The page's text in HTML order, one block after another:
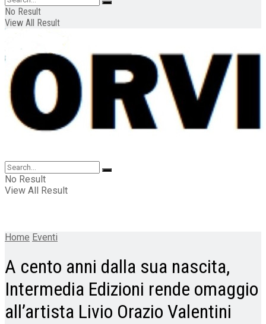
No Result
View All Result
No Result
View All Result
Home Eventi
A cento anni dalla sua nascita,
Intermedia Edizioni rende omaggio
all’artista Livio Orazio Valentini